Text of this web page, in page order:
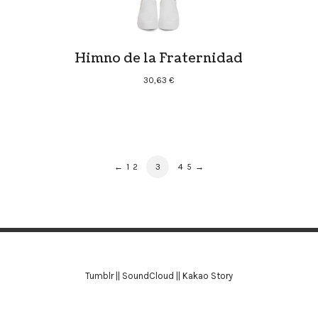
Himno de la Fraternidad
30,63€
← PAGE
1 PAGE
2 PAGE
3 PAGE
4 PAGE
5 →
Tumblr|| SoundCloud || Kakao Story